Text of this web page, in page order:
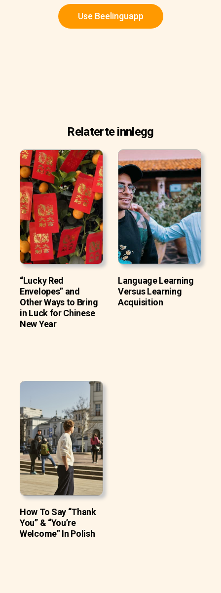
Use Beelinguapp
Relaterte innlegg
“Lucky Red
Envelopes” and
Other Ways to Bring
in Luck for Chinese
New Year
Language Learning
Versus Learning
Acquisition
How To Say “Thank
You” & “You’re
Welcome” In Polish